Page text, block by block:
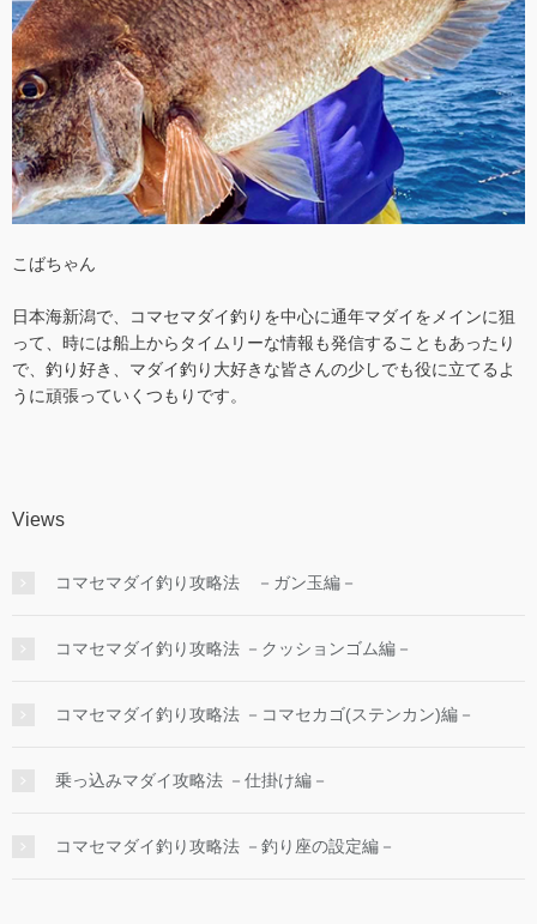
こばちゃん
日本海新潟で、コマセマダイ釣りを中心に通年マダイをメインに狙
って、時には船上からタイムリーな情報も発信することもあったり
で、釣り好き、マダイ釣り大好きな皆さんの少しでも役に立てるよ
うに頑張っていくつもりです。
Views
コマセマダイ釣り攻略法 －ガン玉編－
コマセマダイ釣り攻略法 －クッションゴム編－
コマセマダイ釣り攻略法 －コマセカゴ(ステンカン)編－
乗っ込みマダイ攻略法 －仕掛け編－
コマセマダイ釣り攻略法 －釣り座の設定編－